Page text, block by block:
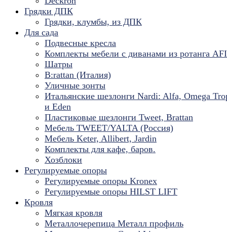
Грядки ДПК
Грядки, клумбы, из ДПК
Для сада
Подвесные кресла
Комплекты мебели с диванами из ротанга
Шатры
B:rattan (Италия)
Уличные зонты
Итальянские шезлонги Nardi: Alfa, Omega
и Eden
Пластиковые шезлонги Tweet, Brattan
Мебель TWEET/YALTA (Россия)
Мебель Keter, Allibert, Jardin
Комплекты для кафе, баров.
Хозблоки
Регулируемые опоры
Регулируемые опоры Kronex
Регулируемые опоры HILST LIFT
Кровля
Мягкая кровля
Металлочерепица Металл профиль